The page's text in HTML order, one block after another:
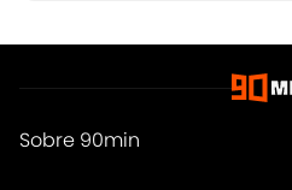
Sobre 90min